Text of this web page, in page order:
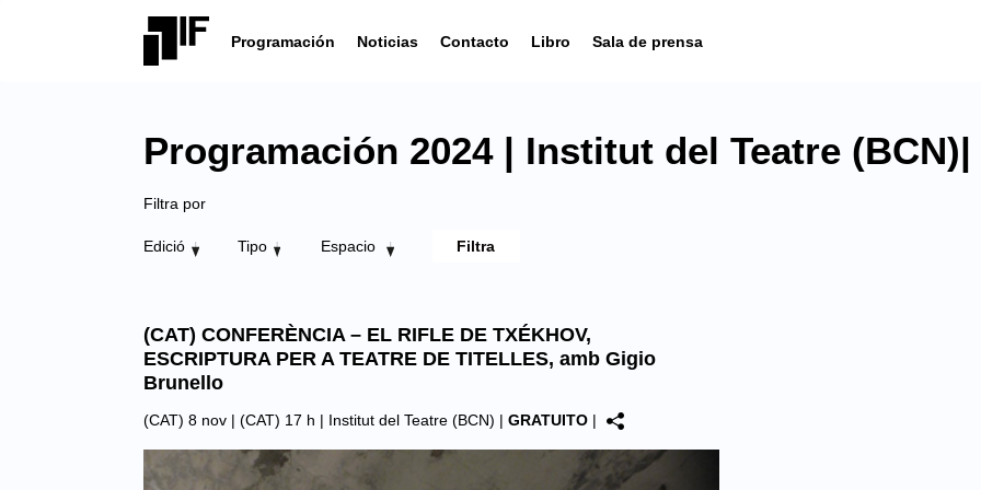
Programación Noticias Contacto Libro Sala de prensa
Programación 2024 | Institut del Teatre (BCN)|
Filtra por
Edició Tipo Espacio
(CAT) CONFERÈNCIA – EL RIFLE DE TXÉKHOV,
ESCRIPTURA PER A TEATRE DE TITELLES, amb Gigio
Brunello
(CAT) 8 nov | (CAT) 17 h | Institut del Teatre (BCN) | GRATUITO |